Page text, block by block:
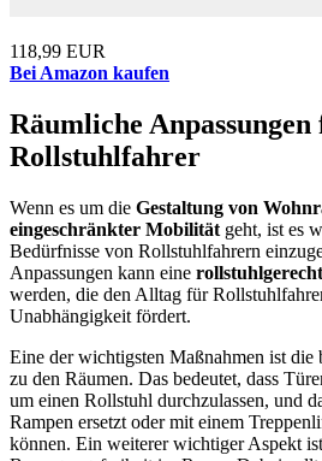
118,99 EUR
Bei Amazon kaufen
Räumliche
Rollstuhlfahrer
Wenn es um die Gestaltung von
eingeschränkter Mobilität geht, ist es
Bedürfnisse von Rollstuhlfahrern
Anpassungen kann eine
werden, die den Alltag für
Unabhängigkeit fördert.
Eine der wichtigsten Maßnahmen ist
zu den Räumen. Das bedeutet, dass
um einen Rollstuhl durchzulassen, und
Rampen ersetzt oder mit einem
können. Ein weiterer wichtiger Aspekt